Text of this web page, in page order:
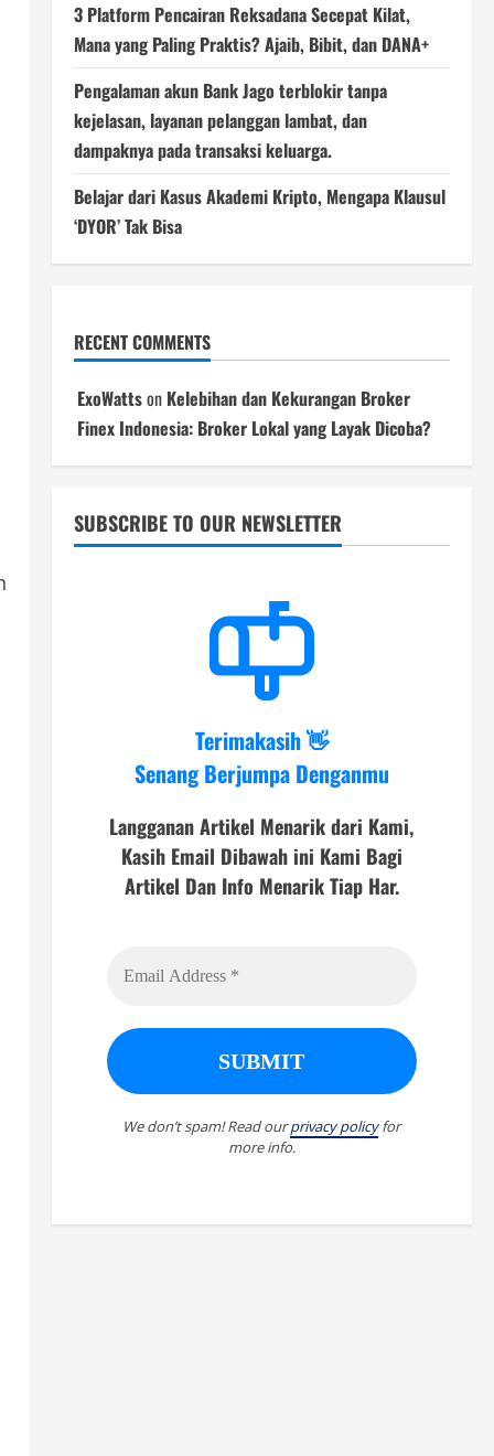
3 Platform Pencairan Reksadana Secepat Kilat,
Mana yang Paling Praktis? Ajaib, Bibit, dan DANA+
Pengalaman akun Bank Jago terblokir tanpa
kejelasan, layanan pelanggan lambat, dan
dampaknya pada transaksi keluarga.
Belajar dari Kasus Akademi Kripto, Mengapa Klausul
‘DYOR’ Tak Bisa
RECENT COMMENTS
ExoWattson Kelebihan dan Kekurangan Broker
Finex Indonesia: Broker Lokal yang Layak Dicoba?
SUBSCRIBE TO OUR NEWSLETTER
Terimakasih 👋
Senang Berjumpa Denganmu
Langganan Artikel Menarik dari Kami,
Kasih Email Dibawah ini Kami Bagi
Artikel Dan Info Menarik Tiap Har.
We don’t spam! Read ourprivacy policyfor
more info.